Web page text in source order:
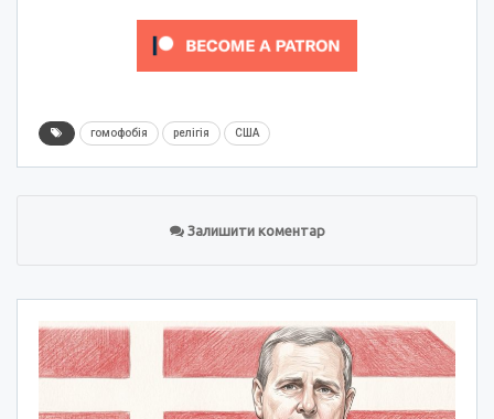
гомофобія релігія США
Залишити коментар